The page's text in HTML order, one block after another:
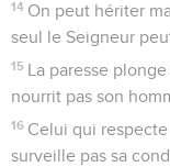
14 On peut hériter
seul le Seigneur
15 La paresse
nourrit pas son
16 Celui qui
surveille pas sa